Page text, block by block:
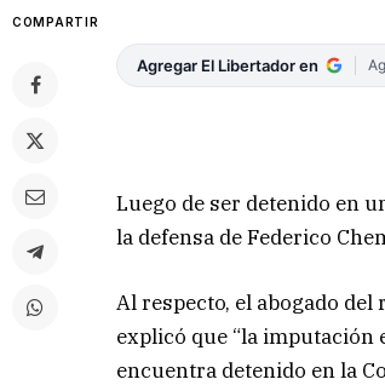
COMPARTIR
Agregar El Libertador en
Luego de ser detenido en
la defensa de Federico
Al respecto, el abogado
explicó que “la imputación
encuentra detenido en la